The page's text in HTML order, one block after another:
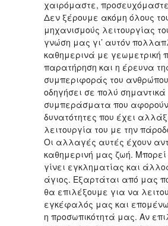
χαιρόμαστε,
Δεν ξέρουμε ακόμη όλους
μηχανισμούς λειτουργίας
γνώση μας γι’ αυτόν
καθημερινά με γεωμετρική
παρατήρηση και η έρευνα
συμπεριφοράς του
οδηγήσει σε πολύ σημαντικά
συμπεράσματα που αφορούν
δυνατότητες που έχει
λειτουργία του με την
Οι αλλαγές αυτές έχουν
καθημερινή μας ζωή. Μπορεί
γίνει εγκληματίας και
άγιος. Εξαρτάται από μας
θα επιλέξουμε για να
εγκέφαλός μας και
η προσωπικότητά μας. Αν